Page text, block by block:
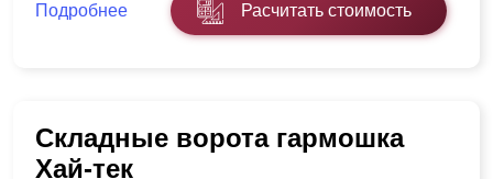
Подробнее Расчитать стоимость
Складные ворота гармошка
Хай-тек